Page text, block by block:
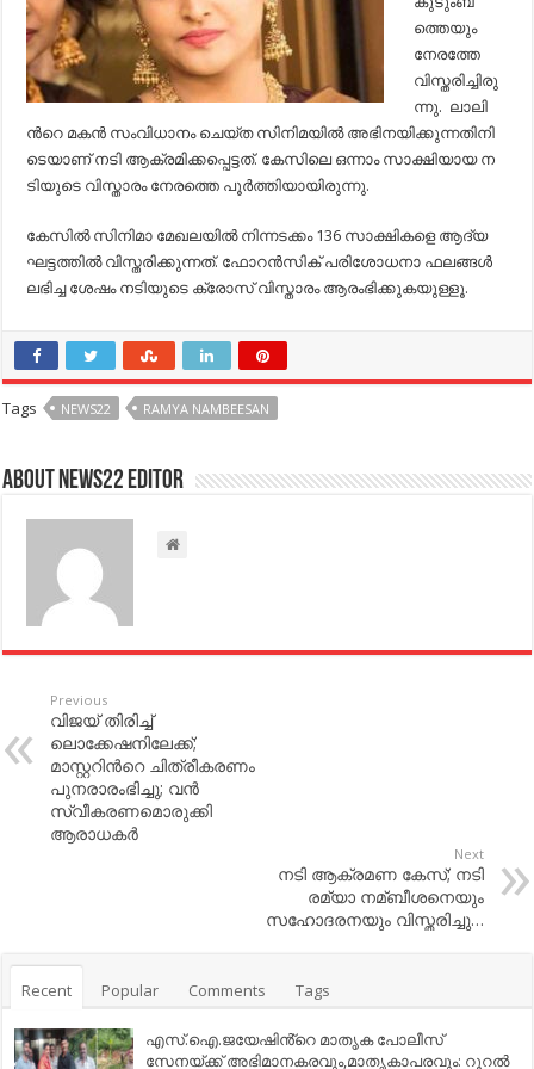
ത്തെയും
നേരത്തേ
വിസ്തരിച്ചിരു
ന്നു. ലാ​ലി​
ന്‍റെ മ​ക​ന്‍ സം​വി​ധാ​നം ചെ​യ്ത സി​നി​മ​യി​ല്‍ അ​ഭി​ന​യി​ക്കു​ന്ന​തി​നി​
ടെ​യാ​ണ് ന​ടി ആ​ക്ര​മി​ക്ക​പ്പെ​ട്ട​ത്. കേ​സി​ലെ ഒ​ന്നാം സാ​ക്ഷി​യാ​യ ന​
ടി​യു​ടെ വി​സ്താ​രം നേ​ര​ത്തെ പൂ​ര്‍​ത്തി​യാ​യി​രു​ന്നു.
കേ​സി​ല്‍ സി​നി​മാ മേ​ഖ​ല​യി​ല്‍ നി​ന്ന​ട​ക്കം 136 സാ​ക്ഷി​ക​ളെ ആ​ദ്യ
ഘ​ട്ട​ത്തി​ല്‍ വി​സ്ത​രി​ക്കു​ന്ന​ത്. ഫോ​റ​ന്‍​സി​ക് പ​രി​ശോ​ധ​നാ ഫ​ല​ങ്ങ​ള്‍
ല​ഭി​ച്ച ശേ​ഷം ന​ടി​യു​ടെ ക്രോ​സ് വി​സ്താ​രം ആ​രം​ഭി​ക്കുകയുള്ളൂ.
Tags NEWS22 RAMYA NAMBEESAN
About NEWS22 EDITOR
Previous
വിജയ് തിരിച്ച്‌
ലൊക്കേഷനിലേക്ക്;
മാസ്റ്ററിന്‍റെ ചിത്രീകരണം
പുനരാരംഭിച്ചു; വന്‍
സ്വീകരണമൊരുക്കി
ആരാധകര്‍
Next
നടി ആക്രമണ കേസ്; നടി
രമ്യാ നമ്ബീശനെയും
സഹോദരനയും വിസ്തരിച്ചു…
Recent Popular Comments Tags
എസ്.ഐ.ജയേഷിൻ്റെ മാതൃക പോലീസ്
സേനയ്ക്ക് അഭിമാനകരവും,മാതൃകാപരവും: റൂറൽ